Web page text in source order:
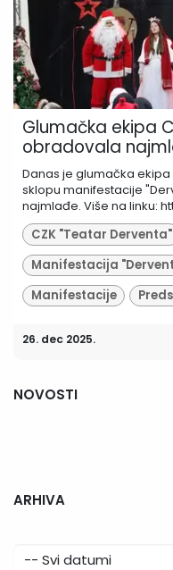
Glumačka ekipa
obradovala
Danas je glumačka
sklopu manifestacije
najmlađe. Više na linku:
CZK "Teatar Derventa"
Manifestacija
Manifestacije
26. dec 2025.
NOVOSTI
ARHIVA